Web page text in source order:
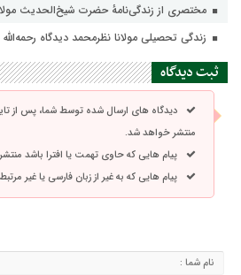
مختصری از زندگی‌نامهٔ حضرت شیخ‌الحدیث
زندگی تحصیلی مولانا نظرمحمد دیدگاه
ثبت دیدگاه
دیدگاه های ارسال شده توسط شما، پس از
منتشر خواهد شد.
پیام هایی که حاوی تهمت یا افترا باشد
پیام هایی که به غیر از زبان فارسی یا غیر